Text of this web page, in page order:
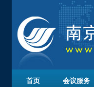
首页 会议服务